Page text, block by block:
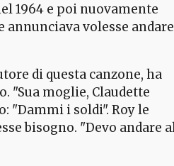
1964 e poi nuovamente
annunciava volesse andare
di questa canzone, ha
"Sua moglie, Claudette
"Dammi i soldi". Roy le
bisogno. "Devo andare